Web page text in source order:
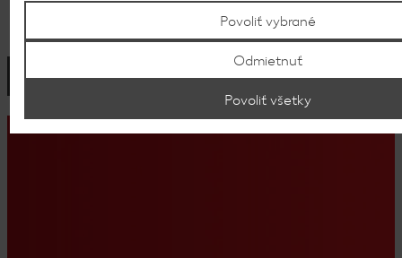
Povoliť vybrané
Odmietnuť
Povoliť všetky